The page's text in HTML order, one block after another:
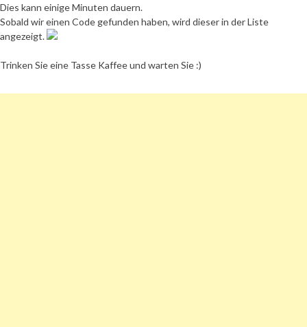
Dies kann einige Minuten dauern.
Sobald wir einen Code gefunden haben, wird dieser in der Liste
angezeigt.
Trinken Sie eine Tasse Kaffee und warten Sie :)